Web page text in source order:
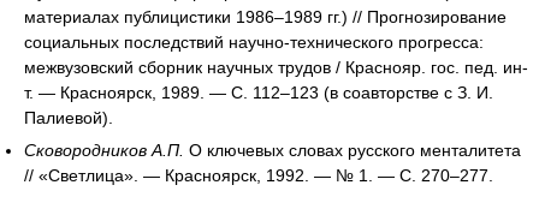
материалах публицистики 1986–1989 гг.) // Прогнозирование
социальных последствий научно-технического прогресса:
межвузовский сборник научных трудов / Краснояр. гос. пед. ин-
т. — Красноярск, 1989. — С. 112–123 (в соавторстве с З. И.
Палиевой).
Сковородников А.П. О ключевых словах русского менталитета
// «Светлица». — Красноярск, 1992. — № 1. — С. 270–277.